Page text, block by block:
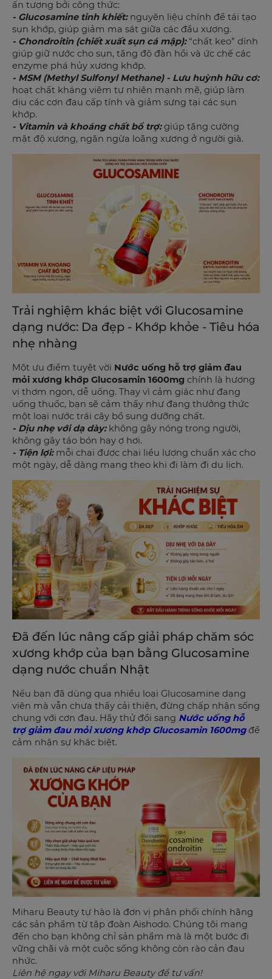
ấn tượng bởi công thức:
- Glucosamine tinh khiết:nguyên liệu chính để tái tạo
sụn khớp, giúp giảm ma sát giữa các đầu xương.
- Chondroitin (chiết xuất sụn cá mập): “chất keo” dính
giúp giữ nước cho sụn, tăng độ đàn hồi và ức chế các
enzyme phá hủy xương khớp.
- MSM (Methyl Sulfonyl Methane) - Lưu huỳnh hữu cơ:
hoạt chất kháng viêm tự nhiên mạnh mẽ, giúp làm
dịu các cơn đau cấp tính và giảm sưng tại các sụn
khớp.
- Vitamin và khoáng chất bổ trợ:giúp tăng cường
mật độ xương, ngăn ngừa loãng xương ở người già.
Trải nghiệm khác biệt với Glucosamine
dạng nước: Da đẹp - Khớp khỏe - Tiêu hóa
nhẹ nhàng
Một ưu điểm tuyệt vời Nước uống hỗ trợ giảm đau
mỏi xương khớp Glucosamin 1600mg chính là hương
vị thơm ngon, dễ uống. Thay vì cảm giác như đang
uống thuốc, bạn sẽ cảm thấy như đang thưởng thức
một loại nước trái cây bổ sung dưỡng chất.
- Dịu nhẹ với dạ dày: không gây nóng trong người,
không gây táo bón hay ợ hơi.
- Tiện lợi:mỗi chai được chai liều lượng chuẩn xác cho
một ngày, dễ dàng mang theo khi đi làm đi du lịch.
Đã đến lúc nâng cấp giải pháp chăm sóc
xương khớp của bạn bằng Glucosamine
dạng nước chuẩn Nhật
Nếu bạn đã dùng qua nhiều loại Glucosamine dạng
viên mà vẫn chưa thấy cải thiện, đừng chấp nhận sống
chung với cơn đau. Hãy thử đổi sang Nước uống hỗ
trợ giảm đau mỏi xương khớp Glucosamin 1600mgđể
cảm nhận sự khác biệt.
Miharu Beauty tự hào là đơn vị phân phối chính hãng
các sản phẩm từ tập đoàn Aishodo. Chúng tôi mang
đến cho bạn không chỉ sản phẩm mà là một bước đi
vững chãi và một cuộc sống không còn rào cản đau
nhức.
Liên hệ ngay với Miharu Beauty để tư vấn!